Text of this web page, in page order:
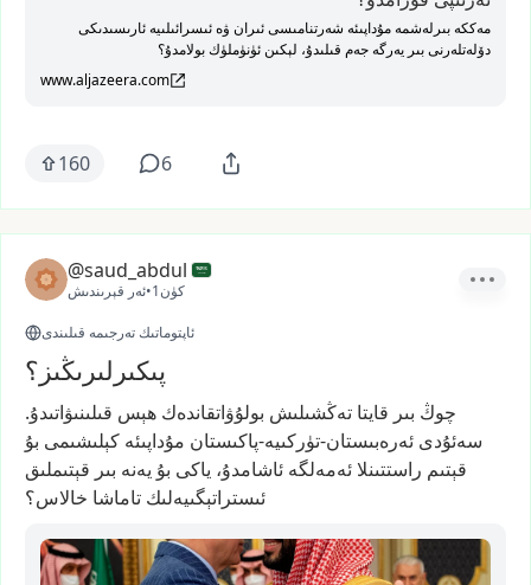
مەككە بىرلەشمە مۇداپىئە شەرتنامىسى ئىران ۋە ئىسرائىلىيە ئارىسىدىكى
دۆلەتلەرنى بىر يەرگە جەم قىلىدۇ، لېكىن ئۈنۈملۈك بولامدۇ؟
www.aljazeera.com
160 6
@saud_abdul
ئەر قېرىندىش• 1كۈن
ئاپتوماتىك تەرجىمە قىلىندى
پىكىرلىرىڭىز؟
چوڭ بىر قايتا تەڭشىلىش بولۇۋاتقاندەك ھېس قىلىنىۋاتىدۇ.
سەئۇدى ئەرەبىستان-تۈركىيە-پاكىستان مۇداپىئە كېلىشىمى بۇ
قېتىم راستتىنلائەمەلگە ئاشامدۇ، ياكى بۇ يەنە بىر قېتىملىق
ئىستراتېگىيەلىك تاماشا خالاس؟